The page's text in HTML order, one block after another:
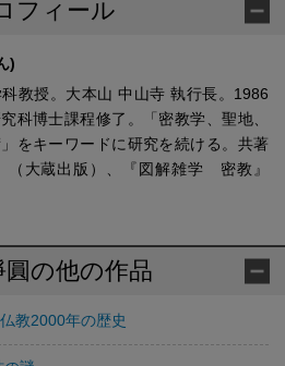
フィール
)
教授。大本山 中山寺 執行長。1986
科博士課程修了。「密教学、聖地、
をキーワードに研究を続ける。共著
（大蔵出版）、『図解雑学 密教』
圓の他の作品
教2000年の歴史